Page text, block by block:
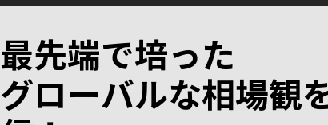
最先端で培った
グローバルな相場観